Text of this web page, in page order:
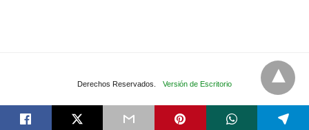
Derechos Reservados. Versión de Escritorio